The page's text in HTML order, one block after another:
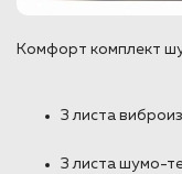
Комфорт комплект
3 листа
3 листа шумо-